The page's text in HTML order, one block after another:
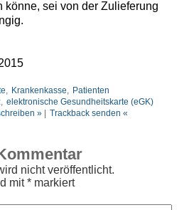
könne, sei von der Zulieferung
, Krankenkasse, Patienten
, elektronische Gesundheitskarte (eGK)
» Trackback senden «
nicht veröffentlicht.
mit*markiert